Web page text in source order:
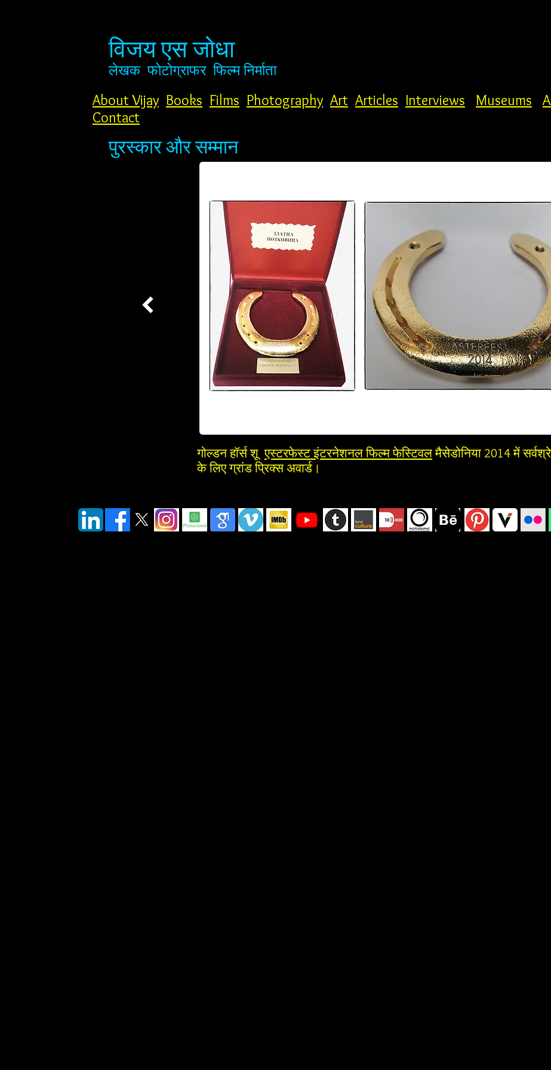
विजय एस जोधा
लेखक फोटोग्राफर फिल्म निर्माता
About Vijay Books Films Photography Art Articles Interviews Museums
Contact
पुरस्कार और सम्मान
गोल्डन हॉर्स शूएस्टरफेस्ट इंटरनेशनल फिल्म फेस्टिवलमैसेडोनिया 2014 में
के लिए ग्रांड प्रिक्स अवार्ड।